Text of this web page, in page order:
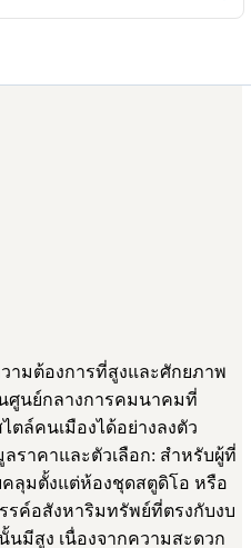
ามต้องการที่สูงและศักยภาพ
ศูนย์กลางการคมนาคมที่
ล์คนเมืองได้อย่างลงตัว
ราคาและตัวเลือก: สำหรับผู้ที่
คลุมตั้งแต่ห้องชุดสตูดิโอ หรือ
รค์อสังหาริมทรัพย์ที่ตรงกับงบ
มีสูง เนื่องจากความสะดวก